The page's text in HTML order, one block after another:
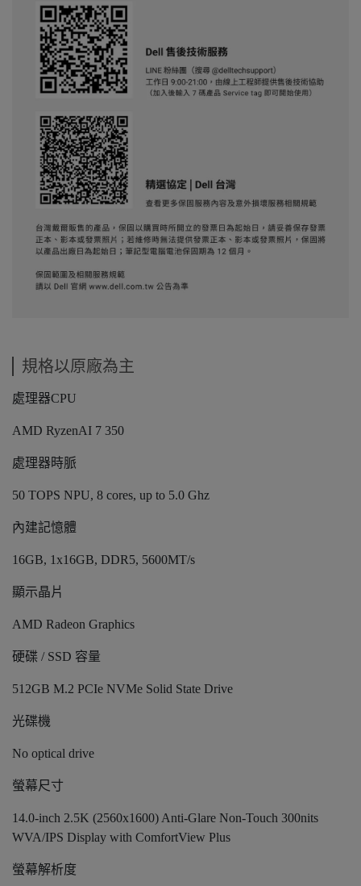
規格以原廠為主
處理器CPU
AMD RyzenAI 7 350
處理器時脈
50 TOPS NPU, 8 cores, up to 5.0 Ghz
內建記憶體
16GB, 1x16GB, DDR5, 5600MT/s
顯示晶片
AMD Radeon Graphics
硬碟 / SSD 容量
512GB M.2 PCIe NVMe Solid State Drive
光碟機
No optical drive
螢幕尺寸
14.0-inch 2.5K (2560x1600) Anti-Glare Non-Touch 300nits
WVA/IPS Display with ComfortView Plus
螢幕解析度